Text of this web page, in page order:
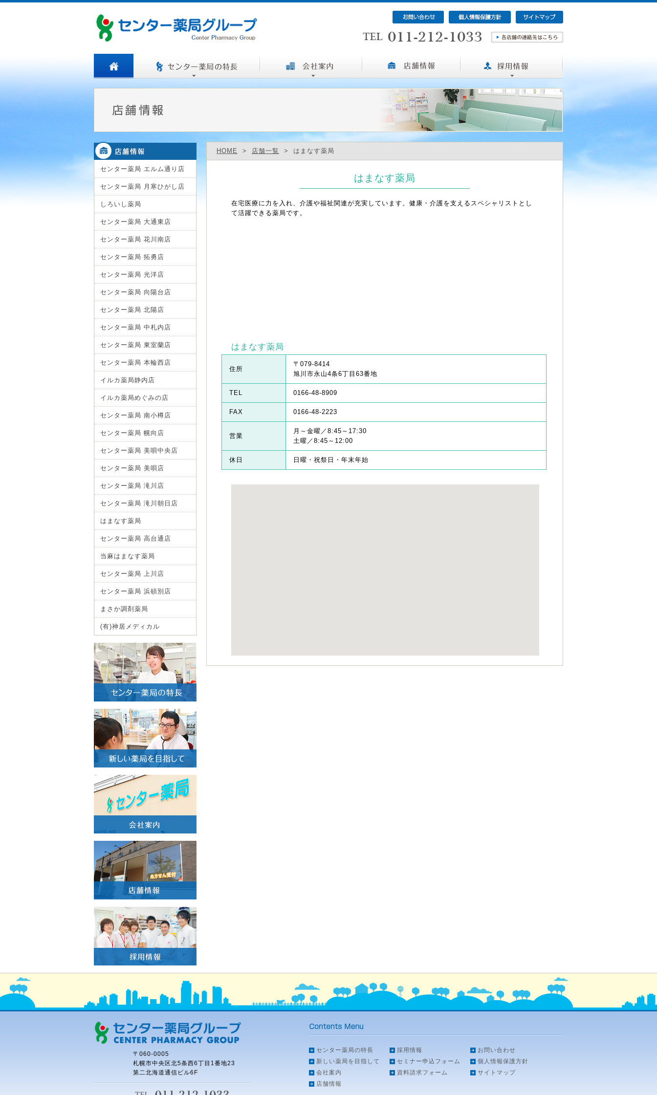
センター薬局 エルム通り店
センター薬局 月寒ひがし店
しろいし薬局
センター薬局 大通東店
センター薬局 花川南店
センター薬局 拓勇店
センター薬局 光洋店
センター薬局 向陽台店
センター薬局 北陽店
センター薬局 中札内店
センター薬局 東室蘭店
センター薬局 本輪西店
イルカ薬局静内店
イルカ薬局めぐみの店
センター薬局 南小樽店
センター薬局 幌向店
センター薬局 美唄中央店
センター薬局 美唄店
センター薬局 滝川店
センター薬局 滝川朝日店
はまなす薬局
センター薬局 高台通店
当麻はまなす薬局
センター薬局 上川店
センター薬局 浜頓別店
まさか調剤薬局
(有)神居メディカル
HOME > 店舗一覧 > はまなす薬局
はまなす薬局
在宅医療に力を入れ、介護や福祉関連が充実しています。健康・介護を支えるスペシャリストとし
て活躍できる薬局です。
はまなす薬局
住所
〒079-8414
旭川市永山4条6丁目63番地
TEL 0166-48-8909
FAX 0166-48-2223
営業
月～金曜／8:45～17:30
土曜／8:45～12:00
休日 日曜・祝祭日・年末年始
〒060-0005
札幌市中央区北5条西6丁目1番地23
第二北海道通信ビル6F
センター薬局の特長
新しい薬局を目指して
会社案内
店舗情報
採用情報
セミナー申込フォーム
資料請求フォーム
お問い合わせ
個人情報保護方針
サイトマップ